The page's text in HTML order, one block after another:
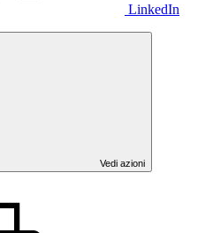
LinkedIn
Vedi azioni